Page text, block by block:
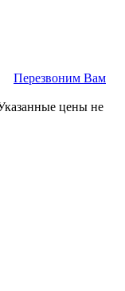
Перезвоним Вам
цены не